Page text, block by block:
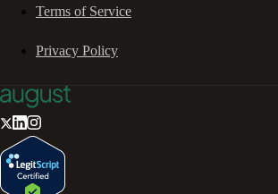
Terms of Service
Privacy Policy